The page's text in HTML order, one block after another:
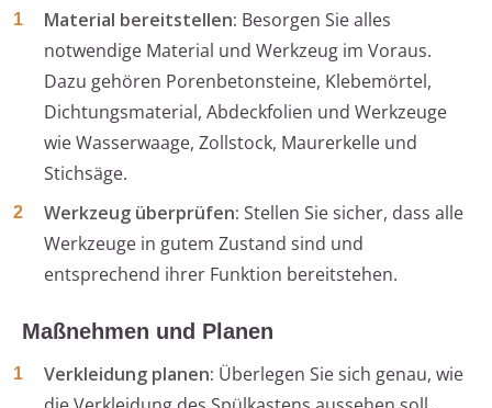
Material bereitstellen: Besorgen Sie alles
notwendige Material und Werkzeug im Voraus.
Dazu gehören Porenbetonsteine, Klebemörtel,
Dichtungsmaterial, Abdeckfolien und Werkzeuge
wie Wasserwaage, Zollstock, Maurerkelle und
Stichsäge.
Werkzeug überprüfen: Stellen Sie sicher, dass alle
Werkzeuge in gutem Zustand sind und
entsprechend ihrer Funktion bereitstehen.
Maßnehmen und Planen
Verkleidung planen: Überlegen Sie sich genau, wie